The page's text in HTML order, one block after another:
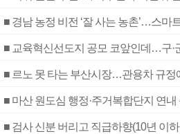
■ 경남 농정 비전 ‘잘 사는 농촌’…스마
■ 교육혁신선도지 공모 코앞인데…구·
■ 르노 못 타는 부산시장…관용차 규정
■ 마산 원도심 행정·주거복합단지 연내